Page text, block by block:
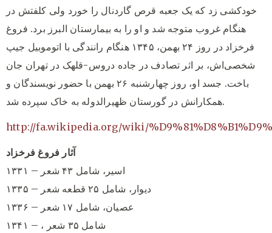
خودکشی زد که یک جعبه قرص گاردنال را خورد ولی کلفتش در
هنگام غروب متوجه شد و او را به بیمارستان البرز برد. فروغ
فرخزاد در روز ۲۴ بهمن، ۱۳۴۵ هنگام رانندگی با اتوموبیل جیپ
شخصی‌اش، بر اثر تصادف در جاده دروس-قلهک در تهران جان
باخت. جسد او، روز چهارشنبه ۲۶ بهمن با حضور نویسندگان و
همکارانش در گورستان ظهیرالدوله به خاک سپرده شد.
http://fa.wikipedia.org/wiki/
آثار فروغ فرخزاد
۱۳۳۱ – اسیر، شامل ۴۳ شعر
۱۳۳۵ – دیوار، شامل ۲۵ قطعه شعر
۱۳۳۶ – عصیان، شامل ۱۷ شعر
۱۳۴۱ – ، شامل ۳۵ شعر